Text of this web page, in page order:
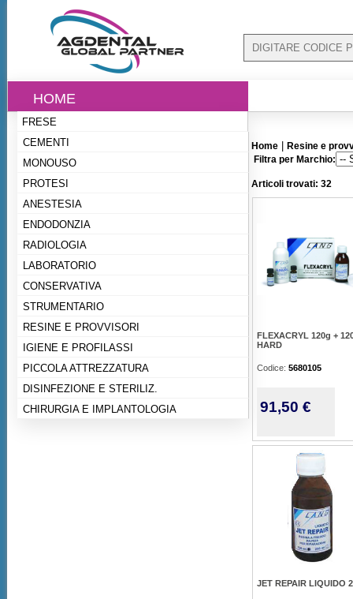
HOME
FRESE
CEMENTI
MONOUSO
PROTESI
ANESTESIA
ENDODONZIA
RADIOLOGIA
LABORATORIO
CONSERVATIVA
STRUMENTARIO
RESINE E PROVVISORI
IGIENE E PROFILASSI
PICCOLA ATTREZZATURA
DISINFEZIONE E STERILIZ.
CHIRURGIA E IMPLANTOLOGIA
Home
Resine e
Filtra per Marchio:
Articoli trovati: 32
FLEXACRYL 120g +
HARD
Codice: 5680105
91,50 €
JET REPAIR LIQUIDO